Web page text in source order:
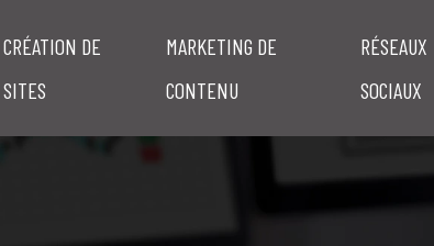
CRÉATION DE
SITES
MARKETING DE
CONTENU
RÉSEAUX
SOCIAUX